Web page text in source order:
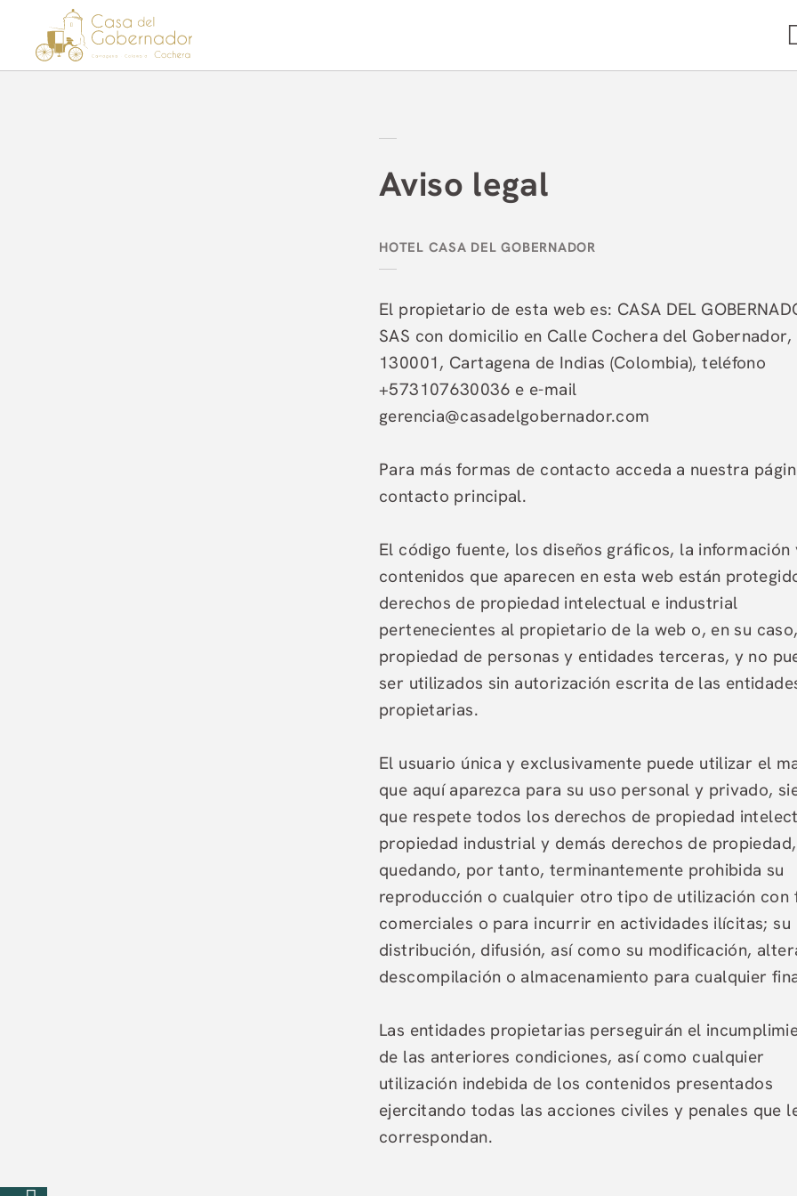
Aviso Legal del Hotel Casa del Gobernador en Cartagena de Indias - Web Oficial
Aviso legal
El propietario de esta web es: CASA DEL
SAS con domicilio en Calle Cochera del Gobernador,
130001, Cartagena de Indias (Colombia), teléfono
+573107630036 e e-mail
gerencia@casadelgobernador.com
Para más formas de contacto acceda a nuestra
contacto principal.
El código fuente, los diseños gráficos, la información
contenidos que aparecen en esta web están
derechos de propiedad intelectual e industrial
pertenecientes al propietario de la web o, en su caso,
propiedad de personas y entidades terceras, y no
ser utilizados sin autorización escrita de las
propietarias.
El usuario única y exclusivamente puede utilizar el
que aquí aparezca para su uso personal y privado,
que respete todos los derechos de propiedad
propiedad industrial y demás derechos de propiedad,
quedando, por tanto, terminantemente prohibida su
reproducción o cualquier otro tipo de utilización con
comerciales o para incurrir en actividades ilícitas; su
distribución, difusión, así como su modificación,
descompilación o almacenamiento para cualquier
Las entidades propietarias perseguirán el
de las anteriores condiciones, así como cualquier
utilización indebida de los contenidos presentados
ejercitando todas las acciones civiles y penales que
correspondan.
Descuento en alimentos
bebidas
MÁS INFORMACIÓN
Oferta Exclusiva WEB
Reserva a través de la Web oficial y podrás disfrutar
MÁS INFORMACIÓN RESERVAR